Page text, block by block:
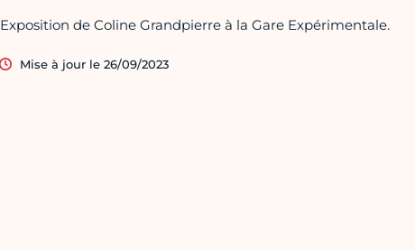
Exposition de Coline Grandpierre à la Gare Expérimentale.
Mise à jour le 26/09/2023